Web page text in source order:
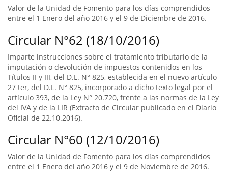
Valor de la Unidad de Fomento para los días comprendidos
entre el 1 Enero del año 2016 y el 9 de Diciembre de 2016.
Circular N°62 (18/10/2016)
Imparte instrucciones sobre el tratamiento tributario de la
imputación o devolución de impuestos contenidos en los
Títulos II y III, del D.L. N° 825, establecida en el nuevo artículo
27 ter, del D.L. N° 825, incorporado a dicho texto legal por el
artículo 393, de la Ley N° 20.720, frente a las normas de la Ley
del IVA y de la LIR (Extracto de Circular publicado en el Diario
Oficial de 22.10.2016).
Circular N°60 (12/10/2016)
Valor de la Unidad de Fomento para los días comprendidos
entre el 1 Enero del año 2016 y el 9 de Noviembre de 2016.